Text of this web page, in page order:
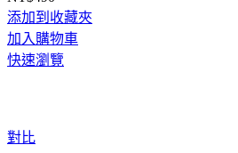
添加到收藏夾
加入購物車
快速瀏覽
對比